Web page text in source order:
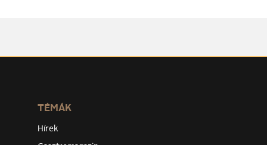
TÉMÁK
Hírek